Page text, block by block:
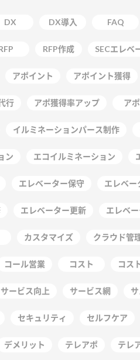
DX DX導入 FAQ
RFP作成 SECエレベ
アポイント アポイント獲得
行 アポ獲得率アップ ア
イルミネーションパース制作
ン エコイルミネーション
エレベーター保守 エレベー
エレベーター更新 エレベ
カスタマイズ クラウド管
コール営業 コスト コス
サービス向上 サービス網
セキュリティ セルフケア
デメリット テレアポ テレ